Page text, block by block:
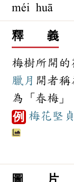
méi huā
釋 義
梅樹所開的
臘月 開者稱
為「春梅」
例 梅花 堅貞
圖 片